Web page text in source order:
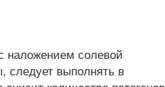
наложением солевой
следует выполнять в